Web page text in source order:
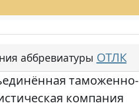
аббревиатуры ОТЛК
таможенно-
компания